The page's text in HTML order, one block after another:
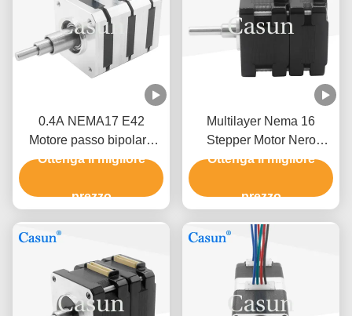
0.4A NEMA17 E42
Motore passo bipolare
serio per apparecchiature
Ottenga il migliore
prezzo
Multilayer Nema 16
Stepper Motor Nero
Colore Per Dispositivi
ROHS
Ottenga il migliore
prezzo